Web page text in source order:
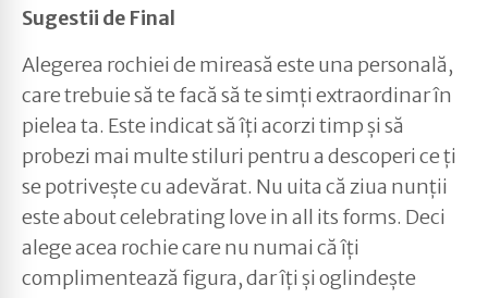
Sugestii de Final
Alegerea rochiei de mireasă este una personală,
care trebuie să te facă să te simți extraordinar în
pielea ta. Este indicat să îți acorzi timp și să
probezi mai multe stiluri pentru a descoperi ce ți
se potrivește cu adevărat. Nu uita că ziua nunții
este about celebrating love in all its forms. Deci
alege acea rochie care nu numai că îți
complimentează figura, dar îți și oglindește